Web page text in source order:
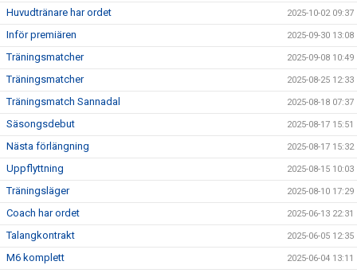
Huvudtränare har ordet 2025-10-02 09:37
Inför premiären 2025-09-30 13:08
Träningsmatcher 2025-09-08 10:49
Träningsmatcher 2025-08-25 12:33
Träningsmatch Sannadal 2025-08-18 07:37
Säsongsdebut 2025-08-17 15:51
Nästa förlängning 2025-08-17 15:32
Uppflyttning 2025-08-15 10:03
Träningsläger 2025-08-10 17:29
Coach har ordet 2025-06-13 22:31
Talangkontrakt 2025-06-05 12:35
M6 komplett 2025-06-04 13:11